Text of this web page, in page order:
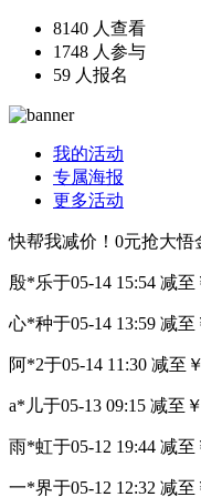
8140 人查看
1748 人参与
59 人报名
我的活动
专属海报
更多活动
快帮我减价！0元抢大悟
殷*乐于05-14 15:54 减至
心*种于05-14 13:59 减至
阿*2于05-14 11:30 减至
a*儿于05-13 09:15 减至
雨*虹于05-12 19:44 减至
一*界于05-12 12:32 减至